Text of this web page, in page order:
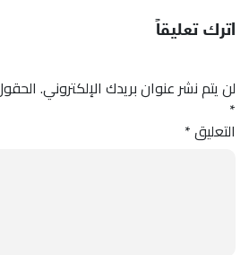
اترك تعليقاً
لن يتم نشر عنوان بريدك الإلكتروني.
*
التعليق*